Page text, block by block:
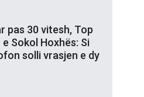
pas 30 vitesh, Top
Sokol Hoxhës: Si
solli vrasjen e dy